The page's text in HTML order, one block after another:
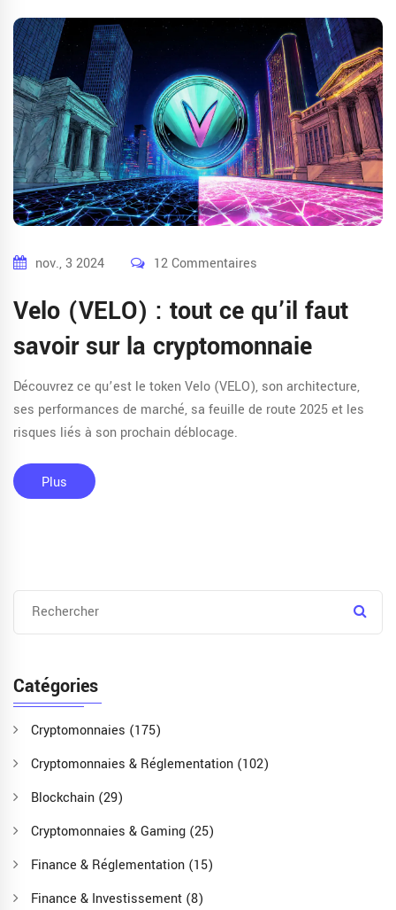
nov., 3 2024 12 Commentaires
Velo (VELO) : tout ce qu’il faut
savoir sur la cryptomonnaie
Découvrez ce qu’est le token Velo (VELO), son architecture,
ses performances de marché, sa feuille de route 2025 et les
risques liés à son prochain déblocage.
Plus
Catégories
Cryptomonnaies (175)
Cryptomonnaies & Réglementation (102)
Blockchain (29)
Cryptomonnaies & Gaming (25)
Finance & Réglementation (15)
Finance & Investissement (8)